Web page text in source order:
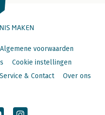
MAKEN
Algemene voorwaarden
Cookie instellingen
Service & Contact Over ons